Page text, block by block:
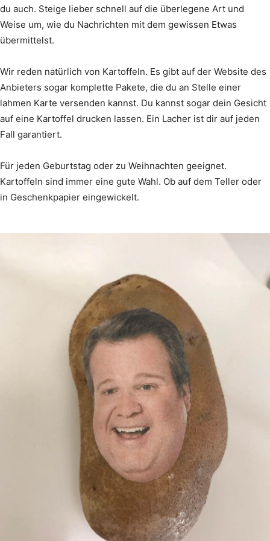
du auch. Steige lieber schnell auf die überlegene Art und
Weise um, wie du Nachrichten mit dem gewissen Etwas
übermittelst.
Wir reden natürlich von Kartoffeln. Es gibt auf der Website des
Anbieters sogar komplette Pakete, die du an Stelle einer
lahmen Karte versenden kannst. Du kannst sogar dein Gesicht
auf eine Kartoffel drucken lassen. Ein Lacher ist dir auf jeden
Fall garantiert.
Für jeden Geburtstag oder zu Weihnachten geeignet.
Kartoffeln sind immer eine gute Wahl. Ob auf dem Teller oder
in Geschenkpapier eingewickelt.